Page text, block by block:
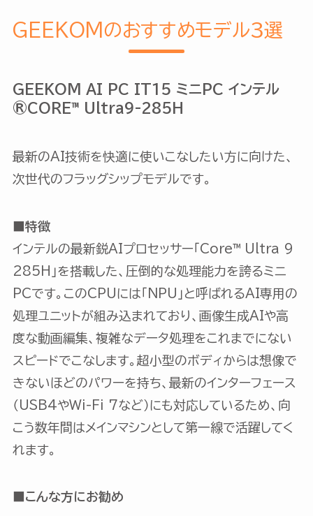
GEEKOMのおすすめモデル３選
GEEKOM AI PC IT15 ミニPC インテル
®CORE™ Ultra9-285H
最新のAI技術を快適に使いこなしたい方に向けた、
次世代のフラッグシップモデルです。
■特徴
インテルの最新鋭AIプロセッサー「Core™ Ultra 9
285H」を搭載した、圧倒的な処理能力を誇るミニ
PCです。このCPUには「NPU」と呼ばれるAI専用の
処理ユニットが組み込まれており、画像生成AIや高
度な動画編集、複雑なデータ処理をこれまでにない
スピードでこなします。超小型のボディからは想像で
きないほどのパワーを持ち、最新のインターフェース
（USB4やWi-Fi 7など）にも対応しているため、向
こう数年間はメインマシンとして第一線で活躍してく
れます。
■こんな方にお勧め